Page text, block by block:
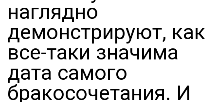
наглядно
демонстрируют, как
все-таки значима
дата самого
бракосочетания. И